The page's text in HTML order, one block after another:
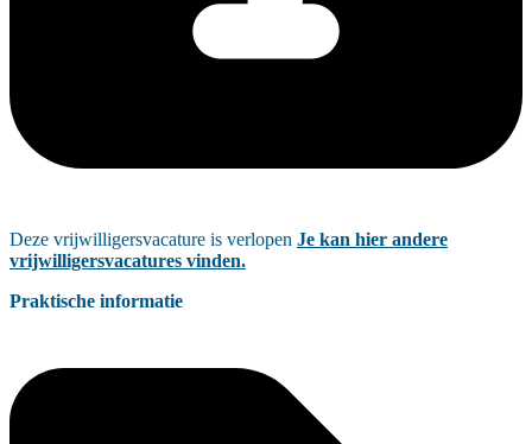
Deze vrijwilligersvacature is verlopen Je kan hier andere
vrijwilligersvacatures vinden.
Praktische informatie